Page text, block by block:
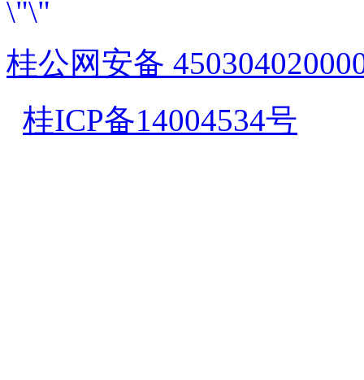
桂公网安备
桂ICP备14004534号